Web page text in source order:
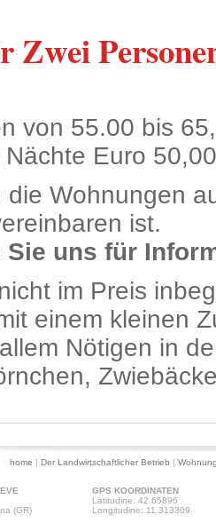
Zwei
von 55.00 bis
Euro
die Wohnungen
ist.
Sie uns für
im Preis
einem kleinen
Nötigen in
home | Der Landwirtschaftlicher Betrieb |
(GR)
GPS KOORDINATEN
Latitudine: 42.65896
Longitudine: 11.313309